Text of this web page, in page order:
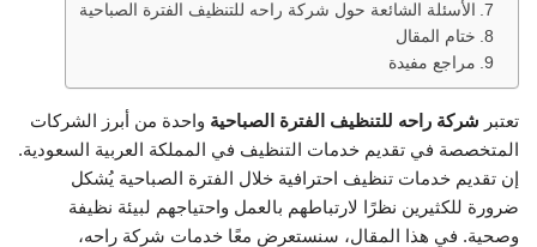
الأسئلة الشائعة حول شركة راحه للتنظيف الفترة الصباحية
ختام المقال
مراجع مفيدة
تعتبر شركة راحه للتنظيف الفترة الصباحية واحدة من أبرز الشركات
المتخصصة في تقديم خدمات التنظيف في المملكة العربية السعودية.
إن تقديم خدمات تنظيف احترافية خلال الفترة الصباحية يُشكل
ضرورة للكثيرين نظرًا لارتباطهم بالعمل واحتياجهم لبيئة نظيفة
وصحية. في هذا المقال، سنستعرض معًا خدمات شركة راحه،